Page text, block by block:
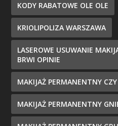
KODY RABATOWE OLE OLE
KRIOLIPOLIZA WARSZAWA
LASEROWE USUWANIE
BRWI OPINIE
MAKIJAŻ PERMANENTNY
MAKIJAŻ PERMANENTNY